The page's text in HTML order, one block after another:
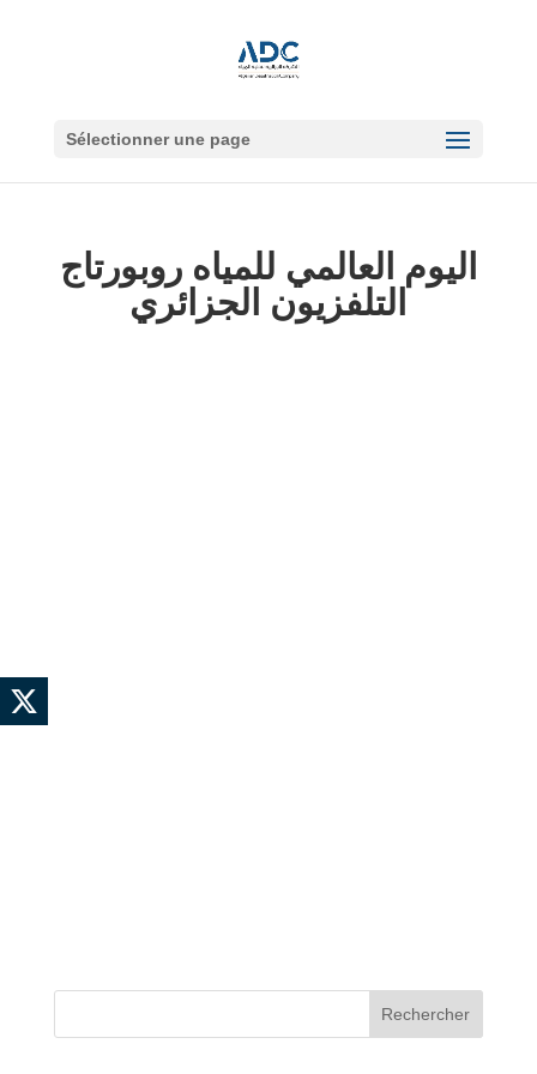
Sélectionner une page
اليوم العالمي للمياه روبورتاج
التلفزيون الجزائري
Rechercher